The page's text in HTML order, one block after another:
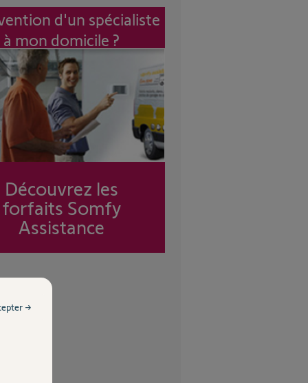
d'un spécialiste
à mon domicile ?
Découvrez les
forfaits Somfy
Assistance
→